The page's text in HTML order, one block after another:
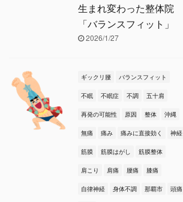
生まれ変わった整体院
「バランスフィット」
2026/1/27
ギックリ腰 バランスフィット
不眠 不眠症 不調 五十肩
再発の可能性 原因 整体 沖縄
無痛 痛み 痛みに直接効く 神経
筋膜 筋膜はがし 筋膜整体
肩こり 肩痛 腰痛 膝痛
自律神経 身体不調 那覇市 頭痛